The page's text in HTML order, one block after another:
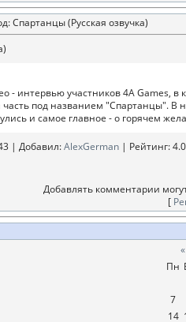
Спартанцы (Русская озвучка)
- интервью участников 4A Games,
под названием "Спартанцы". В
и самое главное - о горячем
| Добавил:AlexGerman | Рейтинг:4.0
Добавлять комментарии
[
«
Пн
7
14